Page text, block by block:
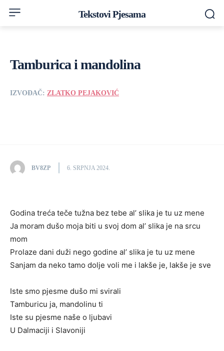
Tekstovi Pjesama
Tamburica i mandolina
IZVOĐAČ: ZLATKO PEJAKOVIĆ
BV8ZP 6. SRPNJA 2024.
Godina treća teče tužna bez tebe al’ slika je tu uz mene
Ja moram dušo moja biti u svoj dom al’ slika je na srcu
mom
Prolaze dani duži nego godine al’ slika je tu uz mene
Sanjam da neko tamo dolje voli me i lakše je, lakše je sve
Iste smo pjesme dušo mi svirali
Tamburicu ja, mandolinu ti
Iste su pjesme naše o ljubavi
U Dalmaciji i Slavoniji